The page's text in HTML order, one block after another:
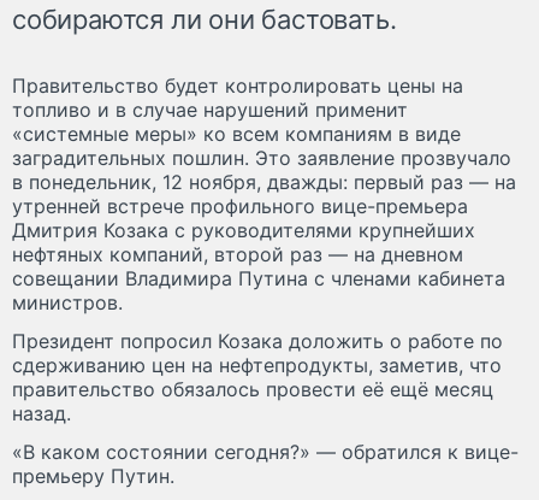
собираются ли они бастовать.
Правительство будет контролировать цены на
топливо и в случае нарушений применит
«системные меры» ко всем компаниям в виде
заградительных пошлин. Это заявление прозвучало
в понедельник, 12 ноября, дважды: первый раз — на
утренней встрече профильного вице-премьера
Дмитрия Козака с руководителями крупнейших
нефтяных компаний, второй раз — на дневном
совещании Владимира Путина с членами кабинета
министров.
Президент попросил Козака доложить о работе по
сдерживанию цен на нефтепродукты, заметив, что
правительство обязалось провести её ещё месяц
назад.
«В каком состоянии сегодня?» — обратился к вице-
премьеру Путин.